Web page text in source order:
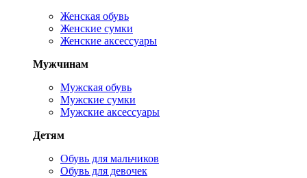
Женская обувь
Женские сумки
Женские аксессуары
Мужчинам
Мужская обувь
Мужские сумки
Мужские аксессуары
Детям
Обувь для мальчиков
Обувь для девочек